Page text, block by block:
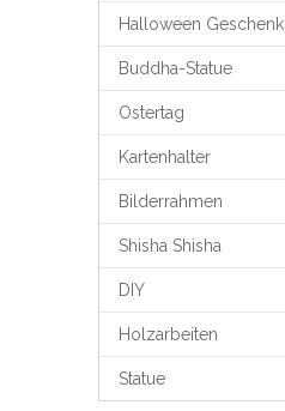
Halloween Geschenk
Buddha-Statue
Ostertag
Kartenhalter
Bilderrahmen
Shisha Shisha
DIY
Holzarbeiten
Statue